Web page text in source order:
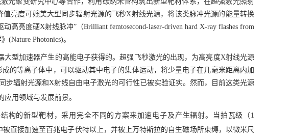
亮度可媲美大型同步辐射光源的飞秒X射线光源，将该类脉冲光源的能量转换
亮度硬X射线脉冲”（Brilliant femtosecond-laser-driven hard X-ray flashes from
(Nature Photonics)。
型加速器产生的高能电子获得的。超强飞秒激光的出现，为高亮度X射线光源
的等离子体中，可以驱动其中电子的集体运动，将少量电子在几毫米距离内加
辐射光源和X射线自由电子激光的可行性已被实验证实。然而，目前这类光源
应用领域与发展前景。
构的新型靶材，采用完全不同的方案来加速电子及产生辐射。当拍瓦级（1
直接加速至百兆电子伏特以上，并被上万特斯拉的自生磁场所束缚，以微米尺